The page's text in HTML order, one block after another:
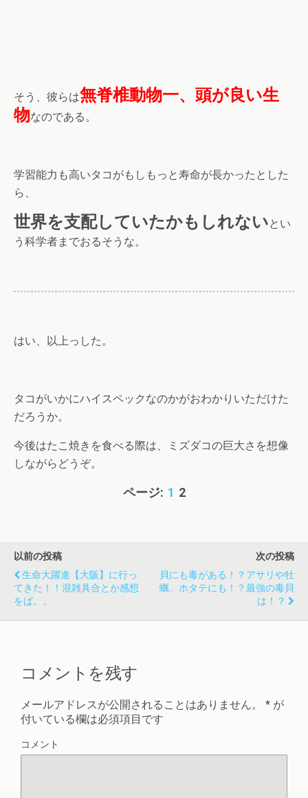
そう、彼らは無脊椎動物一、頭が良い生
物なのである。
学習能力も高いタコがもしもっと寿命が長かったとした
ら、
世界を支配していたかもしれないとい
う科学者までおるそうな。
はい、以上っした。
タコがいかにハイスペックなのかがおわかりいただけた
だろうか。
今後はたこ焼きを食べる際は、ミズダコの巨大さを想像
しながらどうぞ。
ページ: 1 2
以前の投稿
生命大躍進【大阪】に行っ
てきた！！混雑具合とか感想
をば。。
次の投稿
貝にも毒がある！？アサリや牡
蠣、ホタテにも！？最強の毒貝
は！？
コメントを残す
メールアドレスが公開されることはありません。 * が
付いている欄は必須項目です
コメント